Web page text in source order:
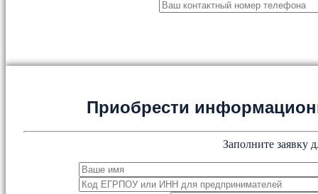
Приобрести
Заполните заявку